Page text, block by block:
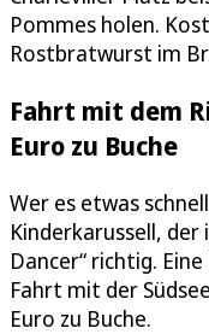
Pommes holen.
Rostbratwurst im
Fahrt mit dem
Euro zu Buche
Wer es etwas
Kinderkarussell, der
Dancer“ richtig.
Fahrt mit der
Euro zu Buche.